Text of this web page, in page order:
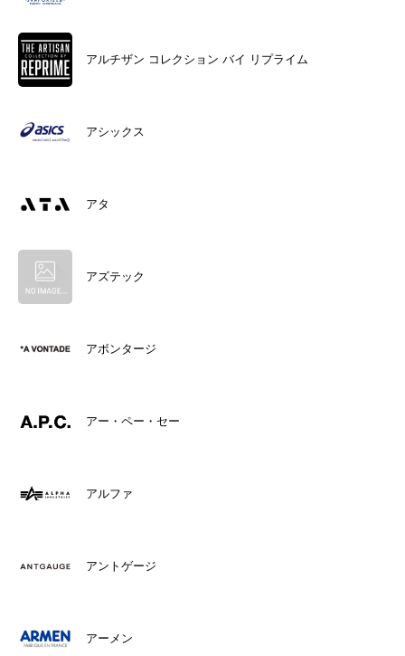
アルチザン コレクション バイ リプライム
アシックス
アタ
アズテック
アボンタージ
アー・ペー・セー
アルファ
アントゲージ
アーメン